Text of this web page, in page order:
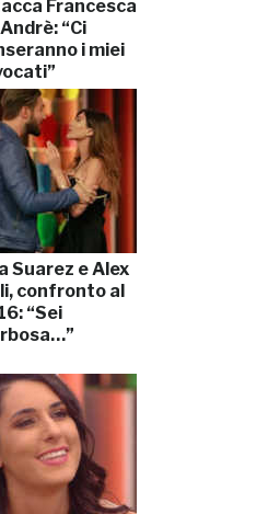
Francesca
“Ci
i miei
Suarez e Alex
confronto al
“Sei